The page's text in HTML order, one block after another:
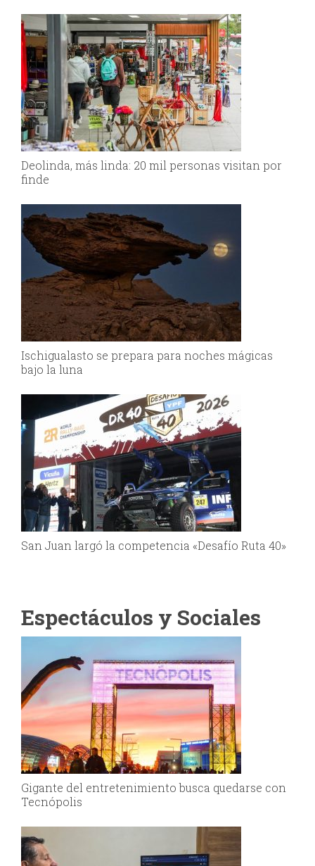
Deolinda, más linda: 20 mil personas visitan por
finde
Ischigualasto se prepara para noches mágicas
bajo la luna
San Juan largó la competencia «Desafío Ruta 40»
Espectáculos y Sociales
Gigante del entretenimiento busca quedarse con
Tecnópolis